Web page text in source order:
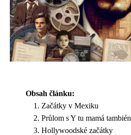
Obsah článku:
Začátky v Mexiku
Průlom s Y tu mamá también
Hollywoodské začátky